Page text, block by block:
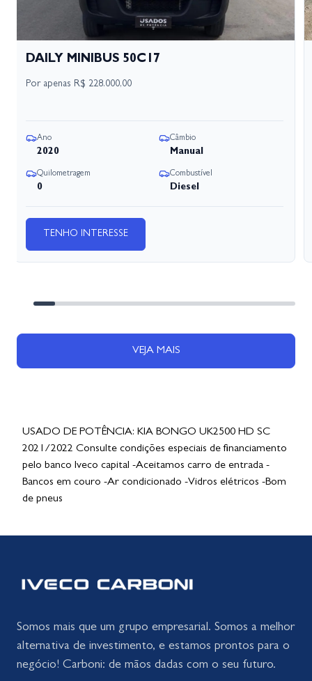
DAILY MINIBUS 50C17
Por apenas R$ 228.000,00
Ano
2020
Câmbio
Manual
Quilometragem
0
Combustível
Diesel
TENHO INTERESSE
VEJA MAIS
USADO DE POTÊNCIA: KIA BONGO UK2500 HD SC
2021/2022 Consulte condições especiais de financiamento
pelo banco Iveco capital -Aceitamos carro de entrada -
Bancos em couro -Ar condicionado -Vidros elétricos -Bom
de pneus
Somos mais que um grupo empresarial. Somos a melhor
alternativa de investimento, e estamos prontos para o
negócio! Carboni: de mãos dadas com o seu futuro.